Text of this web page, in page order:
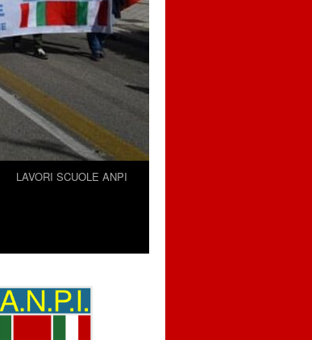
LAVORI SCUOLE ANPI